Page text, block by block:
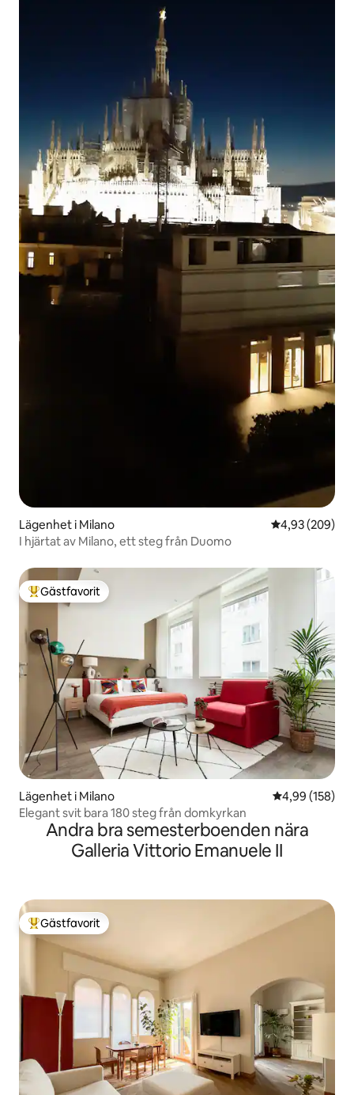
Lägenhet i Milano 4,93 av 5 i
4,93 (209)
I hjärtat av Milano, ett steg från Duomo
Populär gästfavorit
Gästfavorit
Lägenhet i Milano 4,99 av 5 i
4,99 (158)
Elegant svit bara 180 steg från domkyrkan
Andra bra semesterboenden nära
Galleria Vittorio Emanuele II
Populär gästfavorit
Gästfavorit